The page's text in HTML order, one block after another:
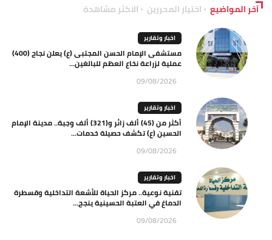
آخر المواضيع اختيار المحررين الاكثر مشاهدة
اخبار وتقارير
مستشفى الإمام الحسن المجتبى (ع) يعلن نجاح (400)
عملية لزراعة نخاع العظم للبالغين...
09/08/2026
اخبار وتقارير
أكثر من (45) ألف زائر و(321) ألف وجبة.. مدينة الإمام
الحسين (ع) تكشف حصيلة خدمات...
09/08/2026
اخبار وتقارير
تقنية نوعية.. مركز الحياة للأشعة التداخلية وقسطرة
الدماغ في العتبة الحسينية ينجح...
09/08/2026